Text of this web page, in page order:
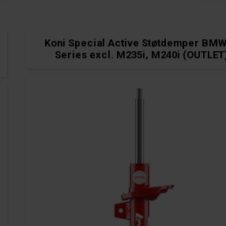
Koni Special Active Støtdemper
Series excl. M235i, M240i